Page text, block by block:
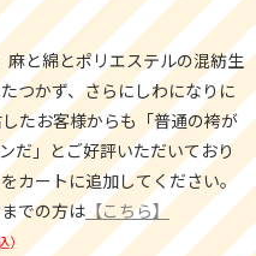
と綿とポリエステルの混紡生
つかず、さらにしわになりに
たお客様からも「普通の袴が
だ」とご好評いただいており
カートに追加してください。
での方は 【こちら】
）